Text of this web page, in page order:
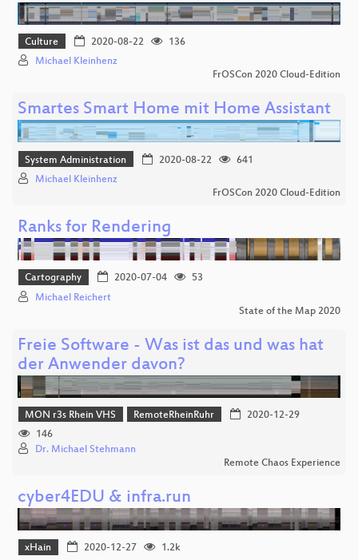
Culture 2020-08-22
136
Michael Kleinhenz
FrOSCon 2020 Cloud-Edition
Smartes Smart Home mit Home Assistant
System Administration 2020-08-22
641
Michael Kleinhenz
FrOSCon 2020 Cloud-Edition
Ranks for Rendering
Cartography 2020-07-04
53
Michael Reichert
State of the Map 2020
Freie Software - Was ist das und was hat
der Anwender davon?
MON r3s Rhein VHS RemoteRheinRuhr
2020-12-29
146
Dr. Michael Stehmann
Remote Chaos Experience
cyber4EDU & infra.run
xHain 2020-12-27 1.2k